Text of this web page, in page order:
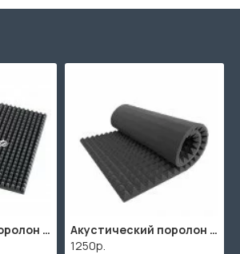
Акустический поролон "Пирамида" / 480x480х30мм / Темно-серый
Акустический поролон "Пирамида" / 2000х1000мм
1250р.